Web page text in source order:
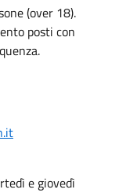
(over 18).
posti con
e giovedì